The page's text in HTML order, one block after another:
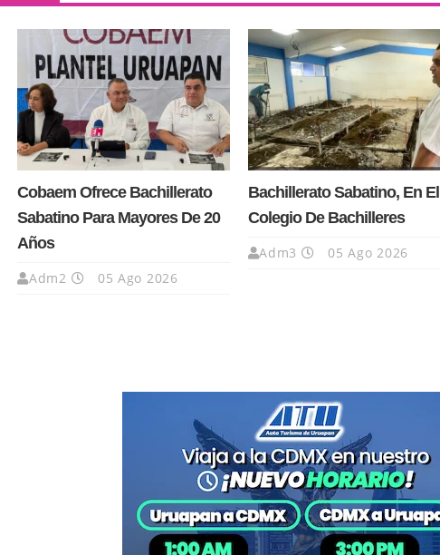
Cobaem Ofrece Bachillerato
Sabatino Para Mayores De 20
Años
Adm2 05 Ago 2026
Bachillerato Sabatino, En El
Colegio De Bachilleres
Adm3 05 Ago 2026